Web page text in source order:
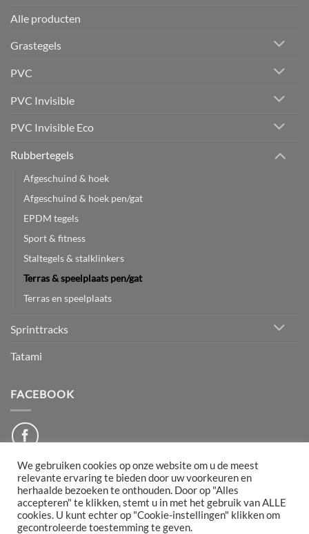
Alle producten
Grastegels
PVC
PVC Invisible
PVC Invisible Eco
Rubbertegels
Afgeschuind & hoek
Afgeschuind & hoek pen/gat
EPDM tegels
Sport & fitness
Staltegels & stalklinkers
Terras & speelplaats pen/gat
Terras en speelplaats
Sprinttracks
Tatami
FACEBOOK
PayPal BancontactIDeal Maestro Mollie
DISCLAIMER ALGEMENE VOORWAARDEN
We gebruiken cookies op onze website om u de meest
relevante ervaring te bieden door uw voorkeuren en
herhaalde bezoeken te onthouden. Door op "Alles
accepteren" te klikken, stemt u in met het gebruik van ALLE
cookies. U kunt echter op "Cookie-instellingen" klikken om
gecontroleerde toestemming te geven.